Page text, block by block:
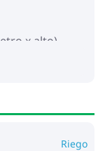
x alto)
cm
Riego